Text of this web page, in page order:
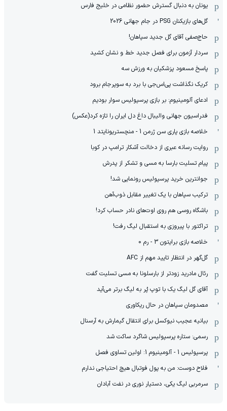
یونان به دنبال گسترش حضور نظامی در خلیج فارس
گل‌های بازیکنان PSG در جام جهانی 2026
حاج‌صفی آقای گل جدید سپاهان!
سردار آزمون برای فصل جدید خط و نشان کشید
پاسخ مسعود پزشکیان به ورزش سه
کریک نگذاشت پی‌اس‌جی با برد به سوپرجام برود
ادعای آلومینیوم: بر بازی پرسپولیس سوار بودیم
فدراسیون جهانی والیبال داغ دل ایران را تازه کرد(عکس)
خلاصه بازی پاری سن ژرمن 1 - منچستریونایتد 1
روایت رسانه عبری از دخالت آشکار ترامپ در کوبا
پیام تسلیت بارسا به مسی و تشکر از پدرش
جوانترین خرید پرسپولیس رونمایی شد!
ترکیب سپاهان با یک تغییر مقابل ذوب‌آهن
باشگاه روسی هم روی اوت‌های نادر حساب کرد!
تراکتور با پیروزی به استقبال لیگ رفت!
خلاصه بازی برایتون 3 - رم 0
گل‌گهر در انتظار تایید مهم از ‌AFC
رئال مادرید زودتر از بارسلونا به مسی تسلیت گفت
آقای گل لیگ یک با توپ پُر به لیگ برتر می‌آید
مصدومان سپاهان در حال ریکاوری
بیانیه عجیب نیوکسل برای انتقال گیمارش به آرسنال
رسمی: ستاره پرسپولیس شاگرد ساکت شد
پرسپولیس 1 - آلومینیوم 1: اولین تساوی فصل
فلاح دوست: من به پول فوتبال هیچ احتیاجی ندارم
سرمربی لیگ یکی، دستیار نوری در نفت آبادان